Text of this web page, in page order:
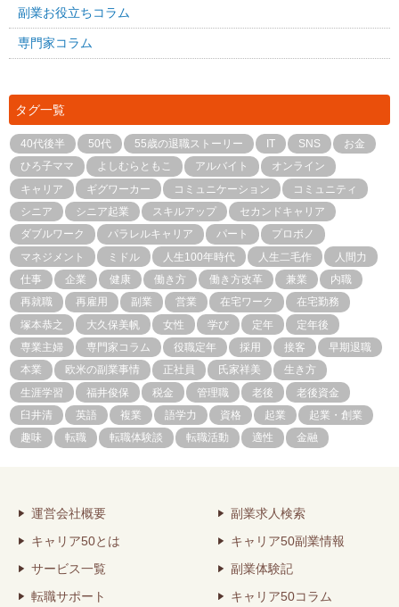
副業お役立ちコラム
専門家コラム
タグ一覧
40代後半 50代 55歳の退職ストーリー IT SNS
お金
ひろ子ママ
よしむらともこ アルバイト
オンライン
キャリア
ギグワーカー コミュニケーション
コミュニティ
シニア
シニア起業 スキルアップ
セカンドキャリア
ダブルワーク
パラレルキャリア パート
プロボノ
マネジメント
ミドル 人生100年時代 人生二毛作
人間力
仕事
企業 健康 働き方 働き方改革 兼業
内職
再就職
再雇用 副業 営業 在宅ワーク
在宅勤務
塚本恭之
大久保美帆 女性 学び 定年
定年後
専業主婦
専門家コラム 役職定年 採用 接客
早期退職
本業
欧米の副業事情 正社員 氏家祥美
生き方
生涯学習
福井俊保 税金 管理職 老後
老後資金
臼井清
英語 複業 語学力 資格 起業
起業・創業
趣味
転職 転職体験談 転職活動 適性 金融
運営会社概要
キャリア50とは
サービス一覧
転職サポート
副業求人検索
キャリア50副業情報
副業体験記
キャリア50コラム